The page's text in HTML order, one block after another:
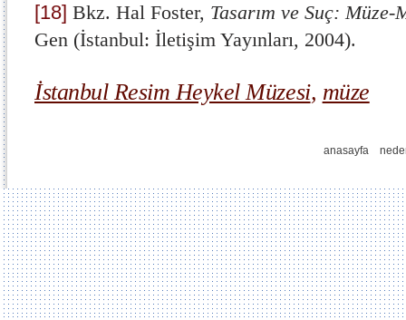
[18] Bkz. Hal Foster, Tasarım ve Suç: Müze-
Gen (İstanbul: İletişim Yayınları, 2004).
İstanbul Resim Heykel Müzesi, müze
anasayfa